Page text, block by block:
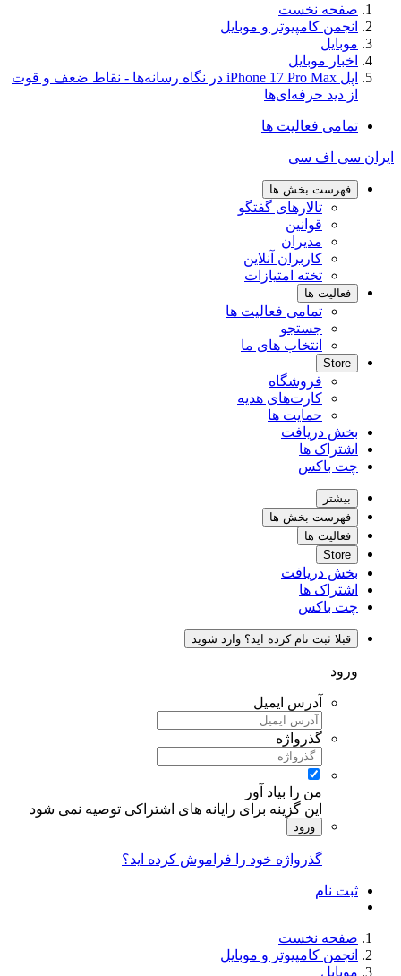
صفحه نخست
انجمن کامپیوتر و موبایل
موبایل
اخبار موبایل
اپل iPhone 17 Pro Max در نگاه رسانه‌ها - نقاط ضعف و قوت
از دید حرفه‌ای‌ها
تمامی فعالیت ها
سی اف سی
فهرست بخش ها
تالارهای گفتگو
قوانین
مدیران
کاربران آنلاین
تخته امتیازات
فعالیت ها
تمامی فعالیت ها
جستجو
انتخاب های ما
Store
فروشگاه
کارت‌های هدیه
حمایت ها
بخش دریافت
اشتراک ها
چت باکس
بیشتر
فهرست بخش ها
فعالیت ها
Store
بخش دریافت
اشتراک ها
چت باکس
قبلا ثبت نام کرده اید؟ وارد شوید
ورود
آدرس ایمیل
گذرواژه
من را بیاد آور
این گزینه برای رایانه های اشتراکی توصیه نمی شود
ورود
گذرواژه خود را فراموش کرده اید؟
ثبت نام
صفحه نخست
انجمن کامپیوتر و موبایل
موبایل